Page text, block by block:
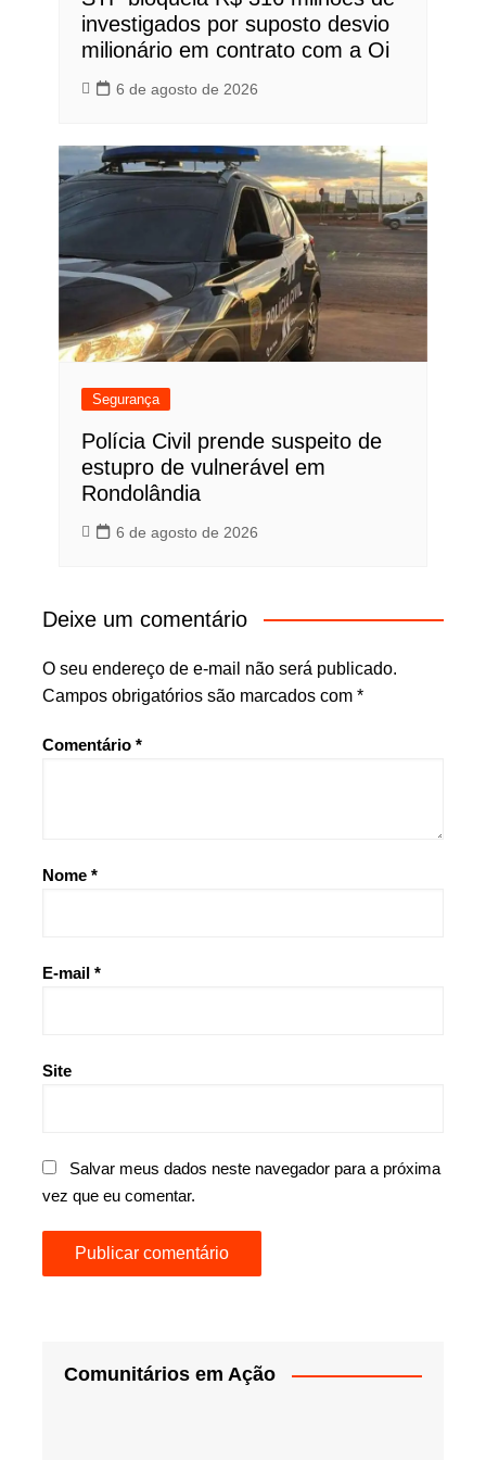
investigados por suposto desvio
milionário em contrato com a Oi
6 de agosto de 2026
Segurança
Polícia Civil prende suspeito de
estupro de vulnerável em
Rondolândia
6 de agosto de 2026
Deixe um comentário
O seu endereço de e-mail não será publicado.
Campos obrigatórios são marcados com *
Comentário *
Nome *
E-mail *
Site
Salvar meus dados neste navegador para a próxima
vez que eu comentar.
Comunitários em Ação